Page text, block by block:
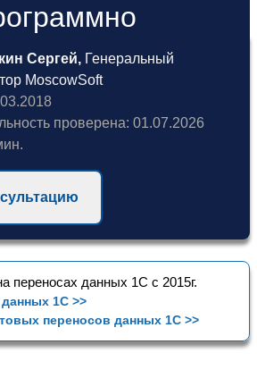
Сергей, Генеральный
MoscowSoft
проверена: 01.07.2026
переносах данных 1С с 2015г.
1С >>
переносов данных 1С >>